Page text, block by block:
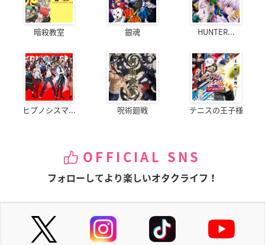
暗殺教室 銀魂 HUNTER...
ヒプノシスマ... 呪術廻戦 テニスの王子様
OFFICIAL SNS
フォローしてより楽しいオタクライフ！